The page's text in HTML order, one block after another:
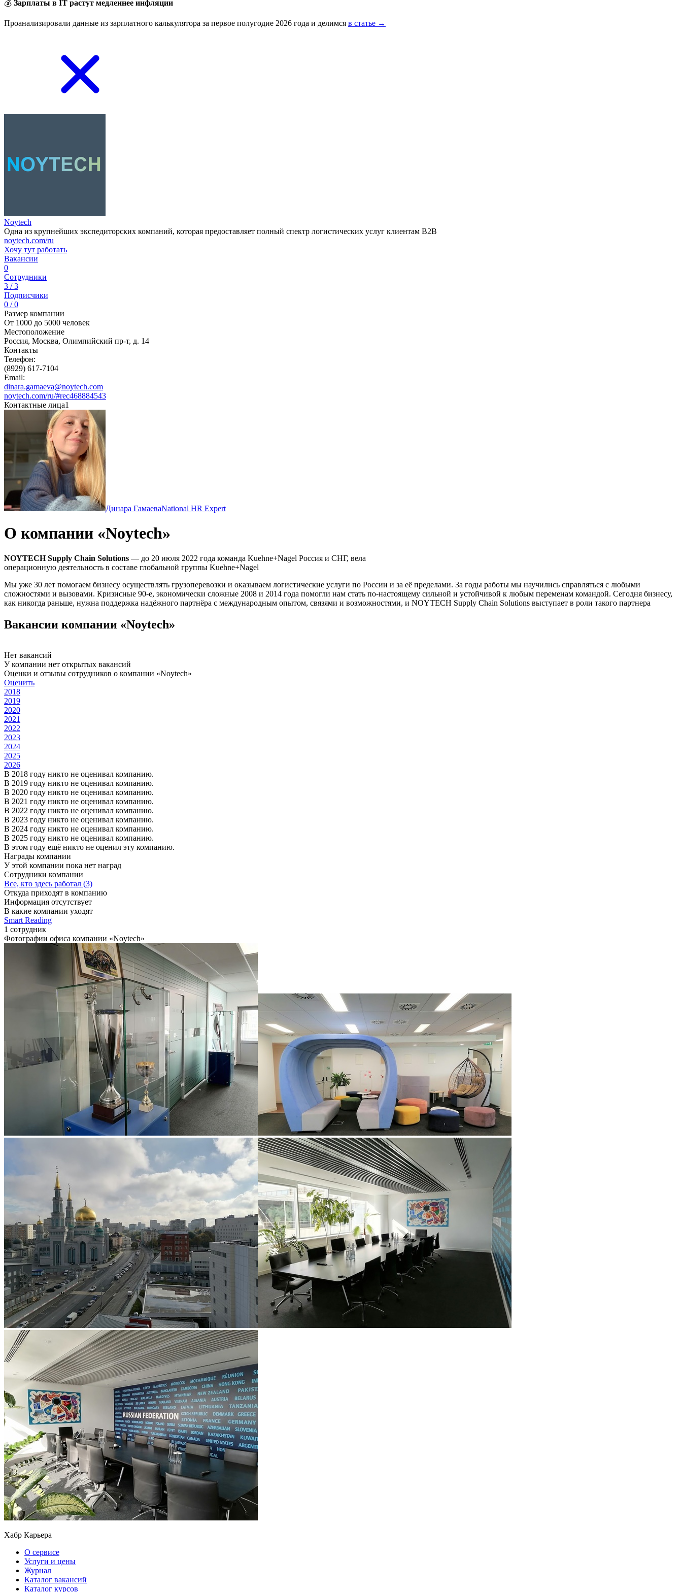
💰 Зарплаты в IT растут медленнее инфляции
Проанализировали данные из зарплатного калькулятора за первое полугодие 2026 года и делимся в статье →
Noytech
Одна из крупнейших экспедиторских компаний, которая предоставляет полный спектр логистических услуг клиентам B2B
noytech.com/ru
Хочу тут работать
Вакансии
0
Сотрудники
3 / 3
Подписчики
0 / 0
Размер компании
От 1000 до 5000 человек
Местоположение
Россия, Москва, Олимпийский пр-т, д. 14
Контакты
Телефон:
(8929) 617-7104
Email:
dinara.gamaeva@noytech.com
noytech.com/ru/#rec468884543
Контактные лица1
Динара ГамаеваNational HR Expert
О компании «Noytech»
NOYTECH Supply Chain Solutions — до 20 июля 2022 года команда Kuehne+Nagel Россия и СНГ, вела
операционную деятельность в составе глобальной группы Kuehne+Nagel
Мы уже 30 лет помогаем бизнесу осуществлять грузоперевозки и оказываем логистические услуги по России и за её пределами. За годы работы мы научились справляться с любыми
сложностями и вызовами. Кризисные 90-е, экономически сложные 2008 и 2014 года помогли нам стать по-настоящему сильной и устойчивой к любым переменам командой. Сегодня бизнесу,
как никогда раньше, нужна поддержка надёжного партнёра с международным опытом, связями и возможностями, и NOYTECH Supply Chain Solutions выступает в роли такого партнера
Вакансии компании «Noytech»
Нет вакансий
У компании нет открытых вакансий
Оценки и отзывы сотрудников о компании «Noytech»
Оценить
2018
2019
2020
2021
2022
2023
2024
2025
2026
В 2018 году никто не оценивал компанию.
В 2019 году никто не оценивал компанию.
В 2020 году никто не оценивал компанию.
В 2021 году никто не оценивал компанию.
В 2022 году никто не оценивал компанию.
В 2023 году никто не оценивал компанию.
В 2024 году никто не оценивал компанию.
В 2025 году никто не оценивал компанию.
В этом году ещё никто не оценил эту компанию.
Награды компании
У этой компании пока нет наград
Сотрудники компании
Все, кто здесь работал (3)
Откуда приходят в компанию
Информация отсутствует
В какие компании уходят
Smart Reading
1 сотрудник
Фотографии офиса компании «Noytech»
Хабр Карьера
О сервисе
Услуги и цены
Журнал
Каталог вакансий
Каталог курсов